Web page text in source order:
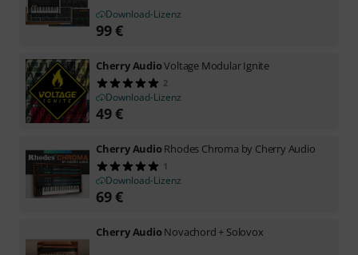
Download-Lizenz
99€
Cherry AudioVoltage Modular Ignite
2
Download-Lizenz
49€
Cherry AudioRhodes Chroma by Cherry Audio
1
Download-Lizenz
69€
Cherry AudioNovachord + Solovox